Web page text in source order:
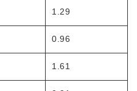
1.29
0.96
1.61